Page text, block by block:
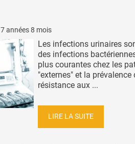
7 années 8 mois
Les infections urinaires
des infections
plus courantes chez les
"externes" et la prévalence
résistance aux ...
LIRE LA SUITE